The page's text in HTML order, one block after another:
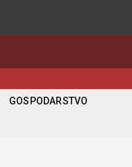
GOSPODARSTVO